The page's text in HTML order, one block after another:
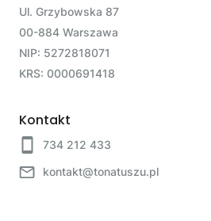
Ul. Grzybowska 87
00-884 Warszawa
NIP: 5272818071
KRS: 0000691418
Kontakt
734 212 433
kontakt@tonatuszu.pl